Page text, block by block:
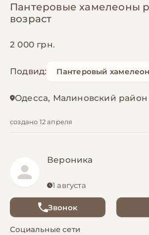
Пантеровые хамелеоны
возраст
2 000 грн.
Подвид: Пантеровый хамелеон
Одесса, Малиновский район
создано 12 апреля
Вероника
1 августа
Звонок
Социальные сети